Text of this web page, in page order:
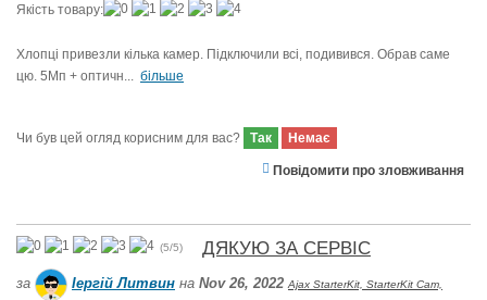
Якість товару:
Хлопці привезли кілька камер. Підключили всі, подивився. Обрав саме
цю. 5Мп + оптичн... більше
Чи був цей огляд корисним для вас? Так Немає
Повідомити про зловживання
(5/5) ДЯКУЮ ЗА СЕРВІС
за Іергій Литвин на Nov 26, 2022 Ajax StarterKit, StarterKit Cam,